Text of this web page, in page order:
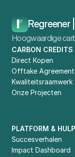
Regreener
Hoogwaardige
CARBON CREDITS
Direct Kopen
Offtake Agreement
Kwaliteitsraamwerk
Onze Projecten
PLATFORM &
Succesverhalen
Impact Dashboard